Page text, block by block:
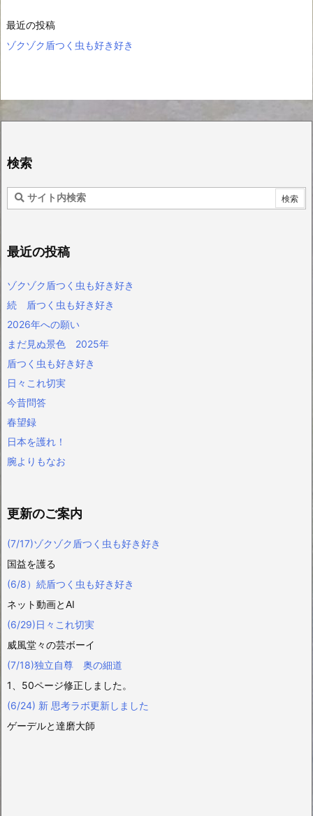
最近の投稿
ゾクゾク盾つく虫も好き好き
検索
最近の投稿
ゾクゾク盾つく虫も好き好き
続 盾つく虫も好き好き
2026年への願い
まだ見ぬ景色 2025年
盾つく虫も好き好き
日々これ切実
今昔問答
春望録
日本を護れ！
腕よりもなお
更新のご案内
(7/17)ゾクゾク盾つく虫も好き好き
国益を護る
(6/8）続盾つく虫も好き好き
ネット動画とAI
(6/29)日々これ切実
威風堂々の芸ボーイ
(7/18)独立自尊 奥の細道
1、50ページ修正しました。
(6/24) 新 思考ラボ更新しました
ゲーデルと達磨大師